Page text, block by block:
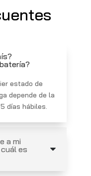
estado de
depende de la
días hábiles.
a mi
es